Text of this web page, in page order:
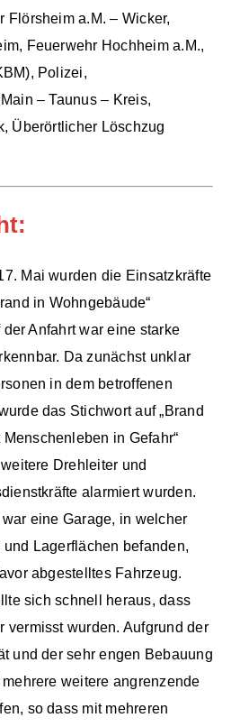
Flörsheim a.M. – Wicker,
Feuerwehr Hochheim a.M.,
Polizei,
– Taunus – Kreis,
Überörtlicher Löschzug
Mai wurden die Einsatzkräfte
in Wohngebäude“
Anfahrt war eine starke
Da zunächst unklar
in dem betroffenen
das Stichwort auf „Brand
in Gefahr“
Drehleiter und
alarmiert wurden.
eine Garage, in welcher
Lagerflächen befanden,
abgestelltes Fahrzeug.
sich schnell heraus, dass
vermisst wurden. Aufgrund der
und der sehr engen Bebauung
weitere angrenzende
so dass mit mehreren